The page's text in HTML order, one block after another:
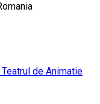
de Animatie